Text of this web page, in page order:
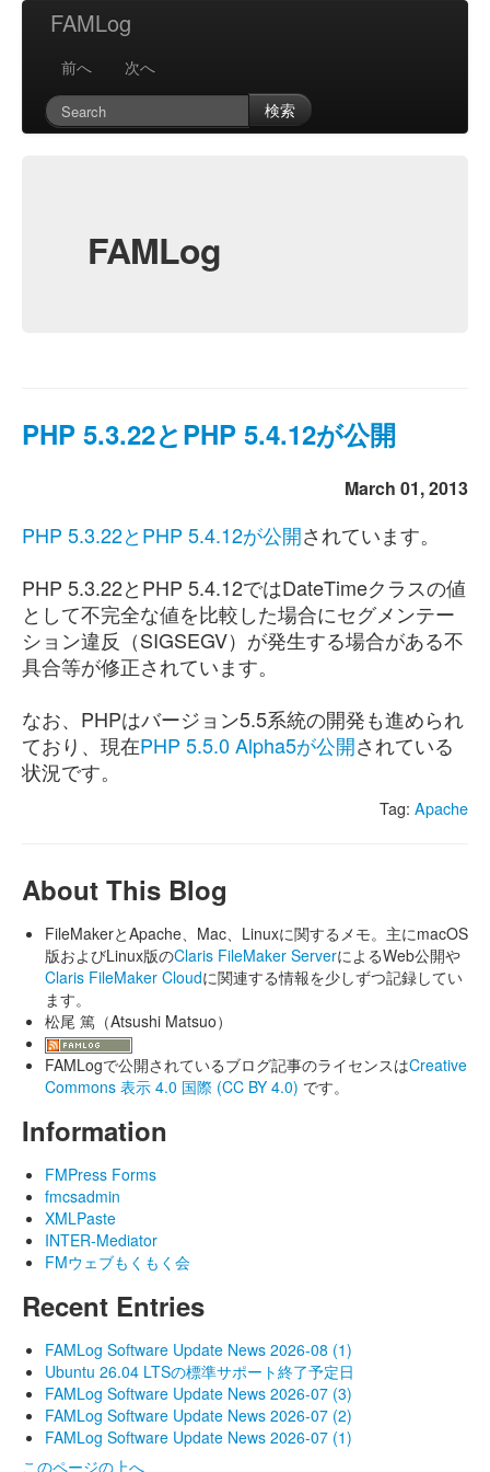
FAMLog
前へ
次へ
検索
FAMLog
PHP 5.3.22とPHP 5.4.12が公開
March 01, 2013
PHP 5.3.22とPHP 5.4.12が公開されています。
PHP 5.3.22とPHP 5.4.12ではDateTimeクラスの値
として不完全な値を比較した場合にセグメンテー
ション違反（SIGSEGV）が発生する場合がある不
具合等が修正されています。
なお、PHPはバージョン5.5系統の開発も進められ
ており、現在PHP 5.5.0 Alpha5が公開されている
状況です。
Tag: Apache
About This Blog
FileMakerとApache、Mac、Linuxに関するメモ。主にmacOS
版およびLinux版のClaris FileMaker ServerによるWeb公開や
Claris FileMaker Cloudに関連する情報を少しずつ記録してい
ます。
松尾 篤（Atsushi Matsuo）
FAMLogで公開されているブログ記事のライセンスはCreative
Commons 表示 4.0 国際 (CC BY 4.0) です。
Information
FMPress Forms
fmcsadmin
XMLPaste
INTER-Mediator
FMウェブもくもく会
Recent Entries
FAMLog Software Update News 2026-08 (1)
Ubuntu 26.04 LTSの標準サポート終了予定日
FAMLog Software Update News 2026-07 (3)
FAMLog Software Update News 2026-07 (2)
FAMLog Software Update News 2026-07 (1)
このページの上へ